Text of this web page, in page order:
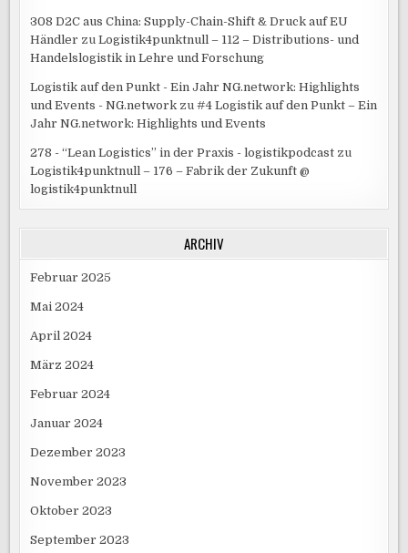
308 D2C aus China: Supply-Chain-Shift & Druck auf EU
Händler zuLogistik4punktnull – 112 – Distributions- und
Handelslogistik in Lehre und Forschung
Logistik auf den Punkt - Ein Jahr NG.network: Highlights
und Events - NG.network zu#4 Logistik auf den Punkt – Ein
Jahr NG.network: Highlights und Events
278 - “Lean Logistics” in der Praxis - logistikpodcast zu
Logistik4punktnull – 176 – Fabrik der Zukunft @
logistik4punktnull
ARCHIV
Februar 2025
Mai 2024
April 2024
März 2024
Februar 2024
Januar 2024
Dezember 2023
November 2023
Oktober 2023
September 2023